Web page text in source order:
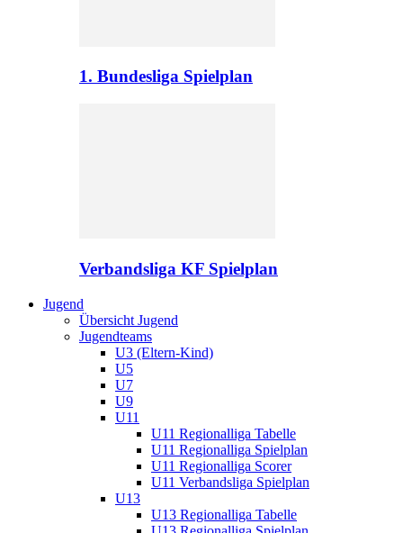
1. Bundesliga Spielplan
Verbandsliga KF Spielplan
Jugend
Übersicht Jugend
Jugendteams
U3 (Eltern-Kind)
U5
U7
U9
U11
U11 Regionalliga Tabelle
U11 Regionalliga Spielplan
U11 Regionalliga Scorer
U11 Verbandsliga Spielplan
U13
U13 Regionalliga Tabelle